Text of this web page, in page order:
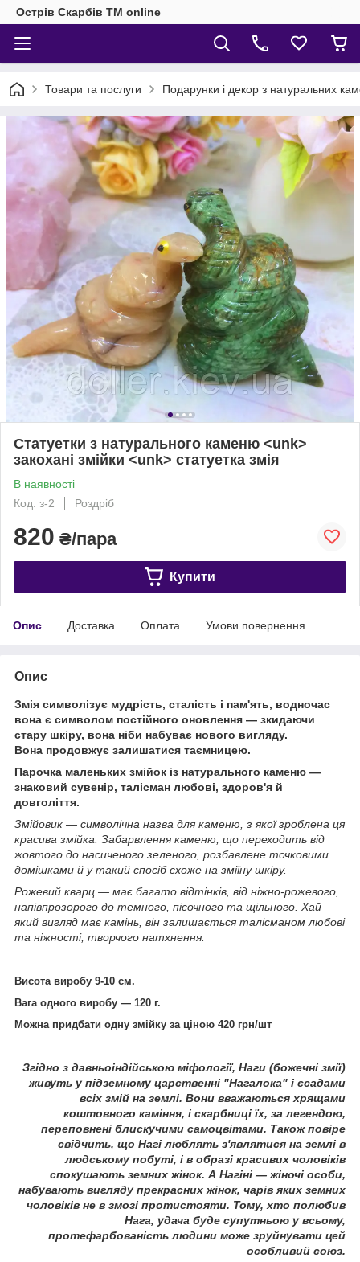
Острів Скарбів TM online
Товари та послуги Подарунки і декор з натуральних
Статуетки з натурального каменю <unk>
закохані змійки <unk> статуетка змія
В наявності
Код: з-2
Роздріб
820 ₴/пара
Купити
Опис Доставка Оплата Умови повернення
Опис
Змія символізує мудрість, сталість і пам'ять, водночас
вона є символом постійного оновлення — зкидаючи
стару шкіру, вона ніби набуває нового вигляду.
Вона продовжує залишатися таємницею.
Парочка маленьких змійок із натурального каменю —
знаковий сувенір, талісман любові, здоров'я й
довголіття.
Змійовик — символічна назва для каменю, з якої зроблена ця
красива змійка. Забарвлення каменю, що переходить від
жовтого до насиченого зеленого, розбавлене точковими
домішками й у такий спосіб схоже на зміїну шкіру.
Рожевий кварц — має багато відтінків, від ніжно-рожевого,
напівпрозорого до темного, пісочного та щільного. Хай
який вигляд має камінь, він залишається талісманом любові
та ніжності, творчого натхнення.
Висота виробу 9-10 см.
Вага одного виробу ― 120 г.
Можна придбати одну змійку за ціною 420 грн/шт
Згідно з давньоіндійською міфології, Наги (божечні змії)
живуть у підземному царственні "Нагалока" і єсадами
всіх змій на землі. Вони вважаються хрящами
коштовного каміння, і скарбниці їх, за легендою,
переповнені блискучими самоцвітами. Також повіре
свідчить, що Нагі люблять з'являтися на землі в
людському побуті, і в образі красивих чоловіків
спокушають земних жінок. А Нагіні — жіночі особи,
набувають вигляду прекрасних жінок, чарів яких земних
чоловіків не в змозі протистояти. Тому, хто полюбив
Нага, удача буде супутньою у всьому,
протефарбованість людини може зруйнувати цей
особливий союз.